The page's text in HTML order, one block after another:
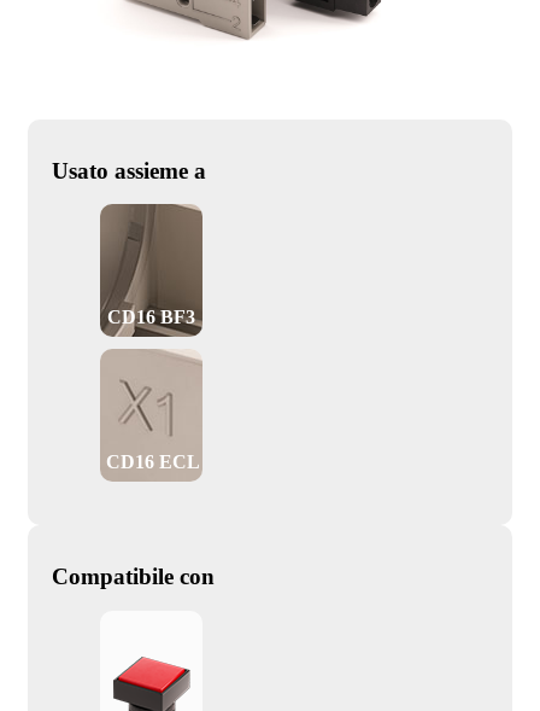
Usato assieme a
CD16 BF3
CD16 ECL
Compatibile con